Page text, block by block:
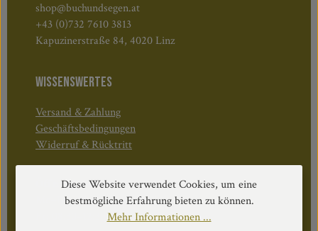
shop@buchundsegen.at
+43 (0)732 7610 3813
Kapuzinerstraße 84, 4020 Linz
WISSENSWERTES
Versand & Zahlung
Geschäftsbedingungen
Widerruf & Rücktritt
Öffnungszeiten:
Mo–Do: 08:30–17:00 Uhr
Fr: 08:30–12:30 Uhr
Diese Website verwendet Cookies, um eine
bestmögliche Erfahrung bieten zu können.
Mehr Informationen ...